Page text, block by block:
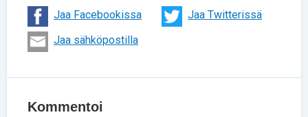
Jaa Facebookissa
Jaa Twitterissä
Jaa sähköpostilla
Kommentoi